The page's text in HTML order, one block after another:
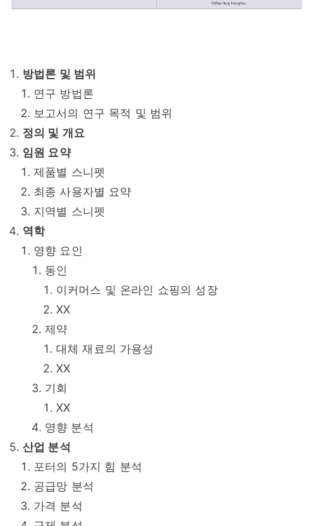
방법론 및 범위
연구 방법론
보고서의 연구 목적 및 범위
정의 및 개요
임원 요약
제품별 스니펫
최종 사용자별 요약
지역별 스니펫
역학
영향 요인
동인
이커머스 및 온라인 쇼핑의 성장
XX
제약
대체 재료의 가용성
XX
기회
XX
영향 분석
산업 분석
포터의 5가지 힘 분석
공급망 분석
가격 분석